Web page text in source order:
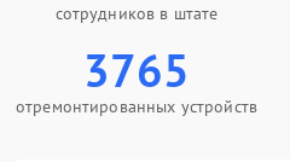
сотрудников в штате
3765
отремонтированных устройств